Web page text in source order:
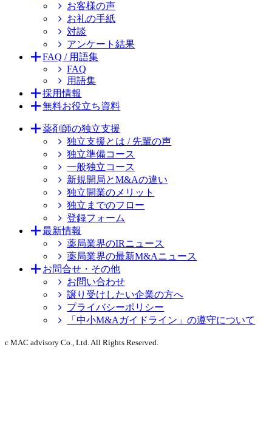
お客様の声
お礼の手紙
対談
アンケート結果
FAQ / 用語集
FAQ
用語集
採用情報
無料お役立ち資料
薬剤師の独立支援
独立支援とは / 先輩の声
独立準備コース
一般独立コース
新規開局とM&Aの違い
独立開業のメリット
独立までのフロー
登録フォーム
最新情報
薬局業界のIRニュース
薬局業界の最新M&Aニュース
お問合せ・その他
お問い合わせ
譲り受けしたい企業の方へ
プライバシーポリシー
「中小M&Aガイドライン」の遵守について
c MAC advisory Co., Ltd. All Rights Reserved.